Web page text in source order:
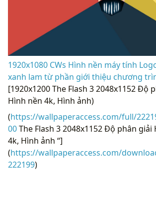
1920x1080 CWs Hình nền máy tính
xanh lam từ phần giới thiệu chương
[1920x1200 The Flash 3 2048x1152 Độ
Hình nền 4k, Hình ảnh)
(https://wallpaperaccess.com/full/
00The Flash 3 2048x1152 Độ phân giải
4k, Hình ảnh “]
(https://wallpaperaccess.com/
222199)